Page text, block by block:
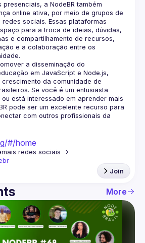
presenciais, a NodeBR também
online ativa, por meio de grupos de
sociais. Essas plataformas
para a troca de ideias, dúvidas,
e compartilhamento de recursos,
e a colaboração entre os
a disseminação do
em JavaScript e Node.js,
da comunidade de
Se você é um entusiasta
está interessado em aprender mais
pode ser um excelente recurso para
com outros profissionais da
#/home
Join
More